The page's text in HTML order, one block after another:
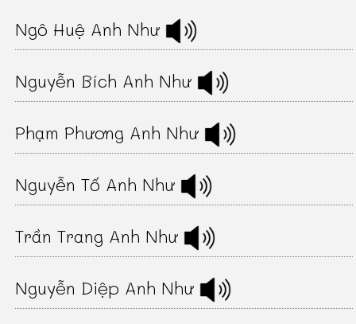
Ngô Huệ Anh Như
Nguyễn Bích Anh Như
Phạm Phương Anh Như
Nguyễn Tố Anh Như
Trần Trang Anh Như
Nguyễn Diệp Anh Như